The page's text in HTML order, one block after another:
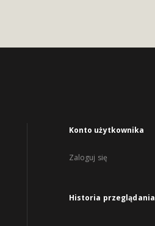
Konto użytkownika
Zaloguj się
Historia przeglądania